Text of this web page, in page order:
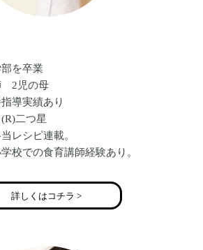
を卒業
2児の母
導実績あり
二つ星
レシピ連載。
校での食育講師経験あり。
生きる力をつける食育
詳しくはコチラ >